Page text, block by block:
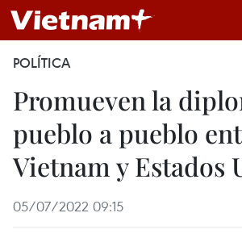
POLÍTICA
Promueven la
pueblo a pueblo
Vietnam y Estados
05/07/2022 09:15